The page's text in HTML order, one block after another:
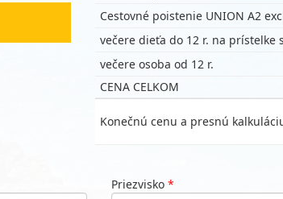
Cestovné poistenie UNION A2
večere dieťa do 12 r. na prístelke
večere osoba od 12 r.
CENA CELKOM
Konečnú cenu a presnú
Priezvisko *